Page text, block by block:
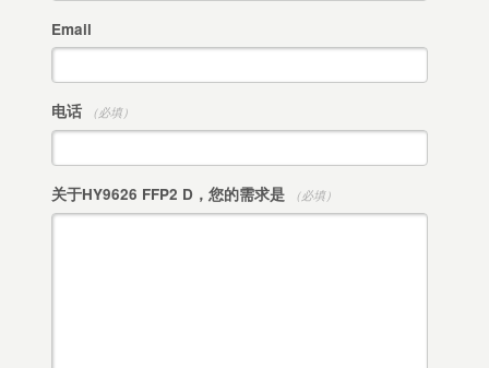
Email
电话 （必填）
关于HY9626 FFP2 D，您的需求是 （必填）